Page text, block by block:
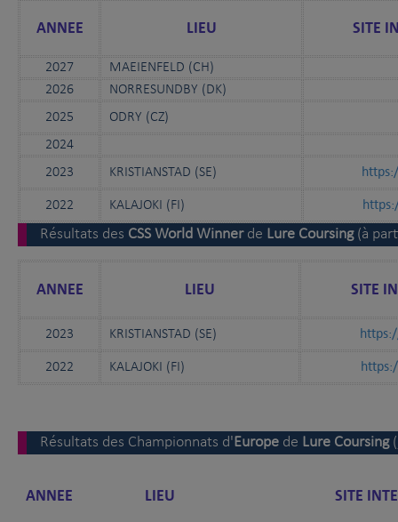
ANNEE LIEU SITE
2027
MAEIENFELD (CH)
2026
NORRESUNDBY (DK)
2025
ODRY (CZ)
2024
2023
KRISTIANSTAD (SE)
2022 KALAJOKI (FI)
Résultats des CSS World Winner de Lure Coursing (à
ANNEE LIEU SITE
2023 KRISTIANSTAD (SE)
2022 KALAJOKI (FI)
Résultats des Championnats d'Europe de Lure Coursing
ANNEE LIEU SITE